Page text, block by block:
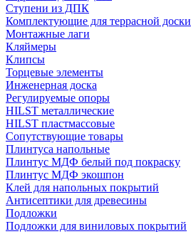
Ступени из ДПК
Комплектующие для террасной доски
Монтажные лаги
Кляймеры
Клипсы
Торцевые элементы
Инженерная доска
Регулируемые опоры
HILST металлические
HILST пластмассовые
Сопутствующие товары
Плинтуса напольные
Плинтус МДФ белый под покраску
Плинтус МДФ экошпон
Клей для напольных покрытий
Антисептики для древесины
Подложки
Подложки для виниловых покрытий